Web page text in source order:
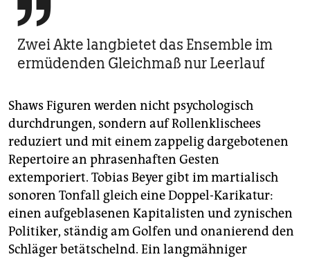

Zwei Akte langbietet das Ensemble im
ermüdenden Gleichmaß nur Leerlauf
Shaws Figuren werden nicht psychologisch
durchdrungen, sondern auf Rollenklischees
reduziert und mit einem zappelig dargebotenen
Repertoire an phrasenhaften Gesten
extemporiert. Tobias Beyer gibt im martialisch
sonoren Tonfall gleich eine Doppel-Karikatur:
einen aufgeblasenen Kapitalisten und zynischen
Politiker, ständig am Golfen und onanierend den
Schläger betätschelnd. Ein langmähniger